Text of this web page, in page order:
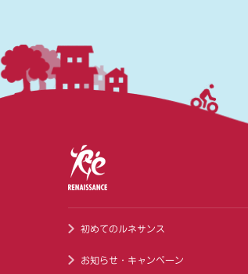
初めてのルネサンス
お知らせ・キャンペーン